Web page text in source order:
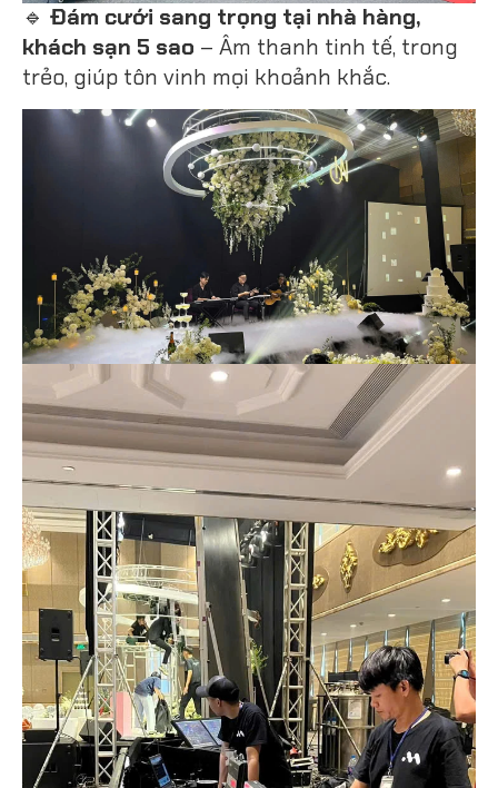
🔹 Đám cưới sang trọng tại nhà hàng,
khách sạn 5 sao – Âm thanh tinh tế, trong
trẻo, giúp tôn vinh mọi khoảnh khắc.